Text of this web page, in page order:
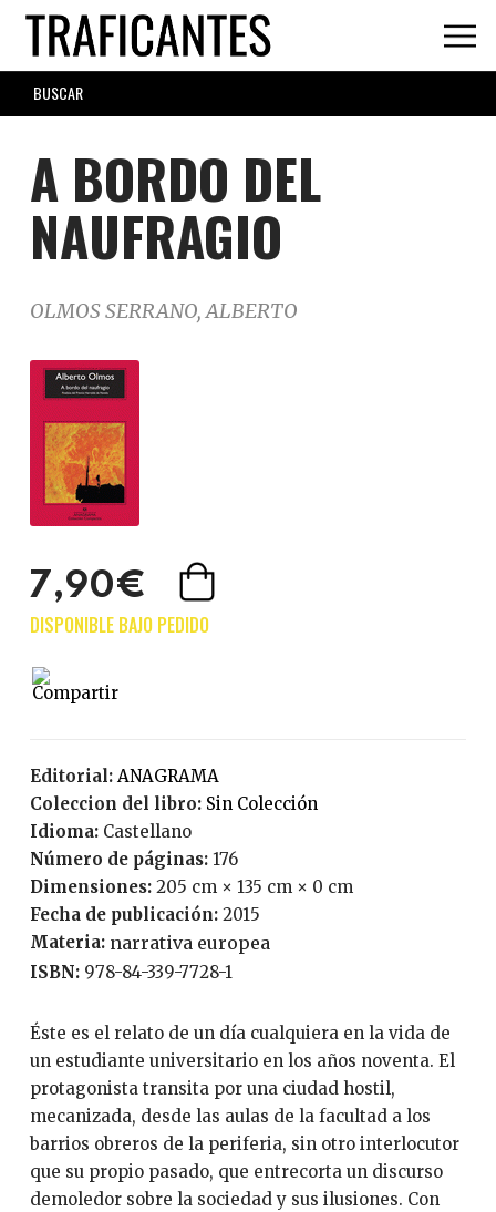
Skip
main
content
SEARCH
FORM
A BORDO DEL
NAUFRAGIO
OLMOS SERRANO, ALBERTO
7,90€
Editorial:
ANAGRAMA
Coleccion del libro:
Sin Colección
Idioma:
Castellano
Número de páginas: 176
Dimensiones: 205 cm × 135 cm × 0 cm
Fecha de publicación:
2015
Materia: narrativa europea
ISBN: 978-84-339-7728-1
Éste es el relato de un día cualquiera en la vida de
un estudiante universitario en los años noventa. El
protagonista transita por una ciudad hostil,
mecanizada, desde las aulas de la facultad a los
barrios obreros de la periferia, sin otro interlocutor
que su propio pasado, que entrecorta un discurso
demoledor sobre la sociedad y sus ilusiones. Con